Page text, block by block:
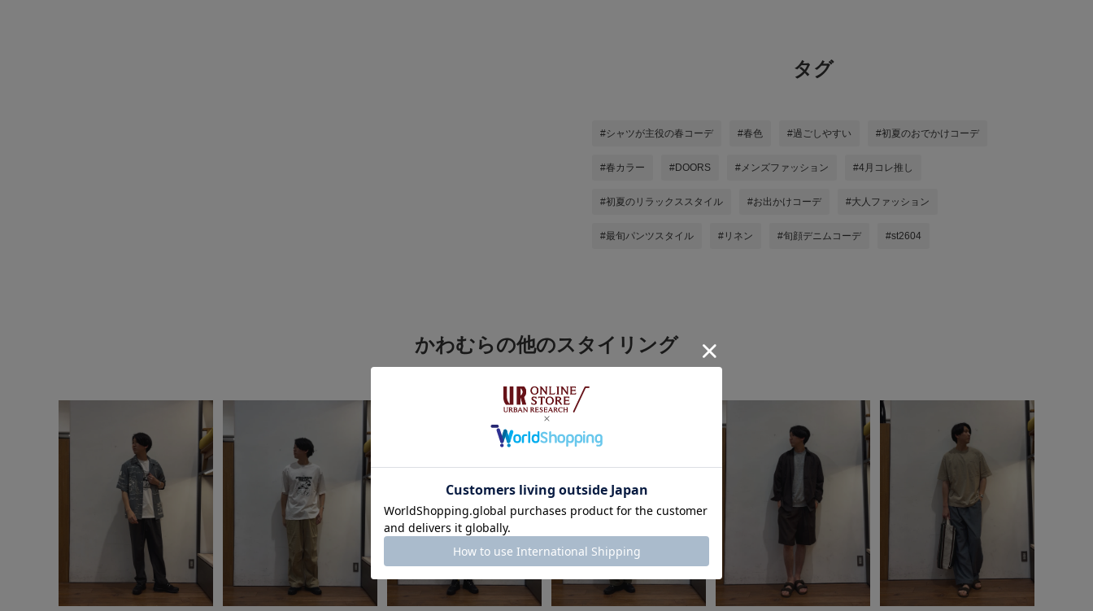
タグ
#シャツが主役の春コーデ #春色 #過ごしやすい #初夏のおでかけコーデ
#春カラー #DOORS #メンズファッション #4月コレ推し
#初夏のリラックススタイル #お出かけコーデ #大人ファッション
#最旬パンツスタイル #リネン #旬顔デニムコーデ #st2604
かわむらの他のスタイリング